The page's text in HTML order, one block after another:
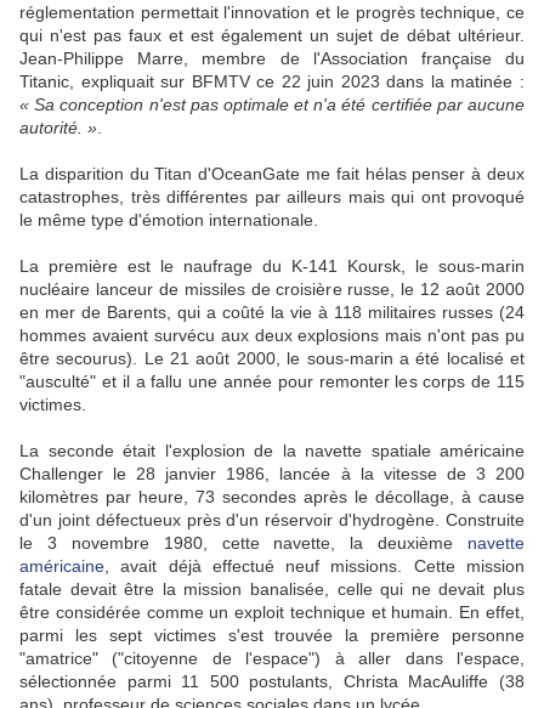
réglementation permettait l'innovation et le progrès technique, ce
qui n'est pas faux et est également un sujet de débat ultérieur.
Jean-Philippe Marre, membre de l'Association française du
Titanic, expliquait sur BFMTV ce 22 juin 2023 dans la matinée :
« Sa conception n'est pas optimale et n'a été certifiée par aucune
autorité. »
La disparition du Titan d'OceanGate me fait hélas penser à deux
catastrophes, très différentes par ailleurs mais qui ont provoqué
le même type d'émotion internationale.
La première est le naufrage du K-141 Koursk, le sous-marin
nucléaire lanceur de missiles de croisière russe, le 12 août 2000
en mer de Barents, qui a coûté la vie à 118 militaires russes (24
hommes avaient survécu aux deux explosions mais n'ont pas pu
être secourus). Le 21 août 2000, le sous-marin a été localisé et
"ausculté" et il a fallu une année pour remonter les corps de 115
victimes.
La seconde était l'explosion de la navette spatiale américaine
Challenger le 28 janvier 1986, lancée à la vitesse de 3 200
kilomètres par heure, 73 secondes après le décollage, à cause
d'un joint défectueux près d'un réservoir d'hydrogène. Construite
le 3 novembre 1980, cette navette, la deuxième navette
américaine , avait déjà effectué neuf missions. Cette mission
fatale devait être la mission banalisée, celle qui ne devait plus
être considérée comme un exploit technique et humain. En effet,
parmi les sept victimes s'est trouvée la première personne
"amatrice" ("citoyenne de l'espace") à aller dans l'espace,
sélectionnée parmi 11 500 postulants, Christa MacAuliffe (38